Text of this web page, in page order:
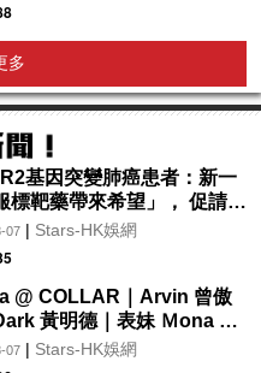
多
基因突變肺癌患者：新一
標靶藥帶來希望」， 促請政
納入藥物名冊，助患者及早
07| Stars-HK娛網
@ COLLAR｜Arvin 曾傲
黃明德｜表妹 Ｍona 8
起登陸L5維港空中花園 |
mall 首度呈獻「Music
07| Stars-HK娛網